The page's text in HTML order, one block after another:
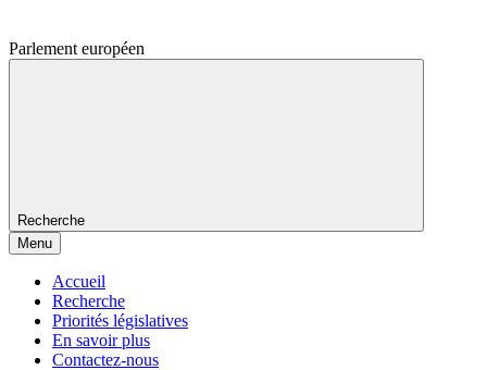
Parlement européen
Recherche
Menu
Accueil
Recherche
Priorités législatives
En savoir plus
Contactez-nous